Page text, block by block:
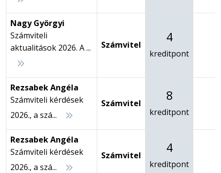
Nagy Györgyi
Számviteli
aktualitások 2026. A ...
Számvitel 4
kreditpont
Rezsabek Angéla
Számviteli kérdések
2026., a szá...
Számvitel 8
kreditpont
Rezsabek Angéla
Számviteli kérdések
2026., a szá...
Számvitel 4
kreditpont